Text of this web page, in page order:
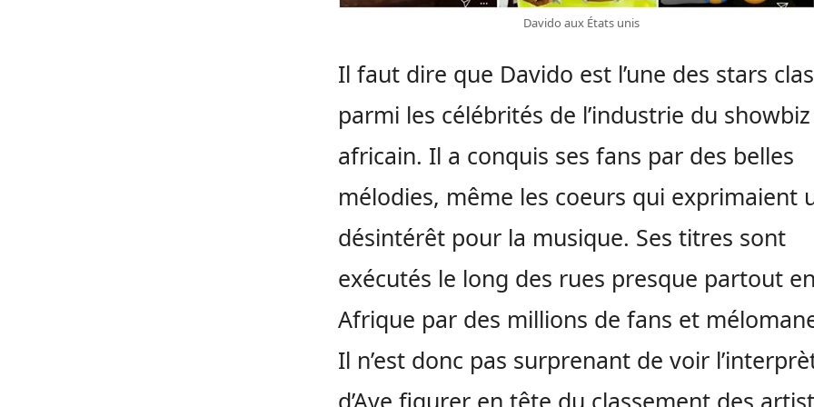
Davido aux États unis
Il faut dire que Davido est l’une des stars
parmi les célébrités de l’industrie du showbiz
africain. Il a conquis ses fans par des belles
mélodies, même les coeurs qui exprimaient
désintérêt pour la musique. Ses titres sont
exécutés le long des rues presque partout en
Afrique par des millions de fans et
Il n’est donc pas surprenant de voir